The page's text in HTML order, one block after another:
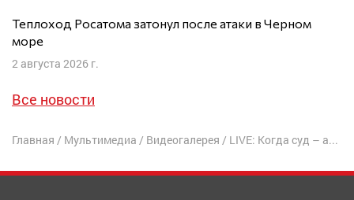
Теплоход Росатома затонул после атаки в Черном
море
2 августа 2026 г.
Все новости
Главная / Мультимедиа / Видеогалерея / LIVE: Когда суд – абсурд. Россия и людоедское правосудие | Евгения Чирикова